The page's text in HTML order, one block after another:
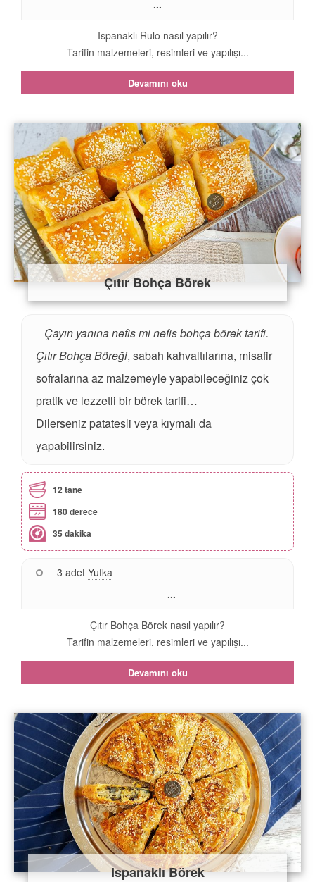
...
Ispanaklı Rulo nasıl yapılır?
Tarifin malzemeleri, resimleri ve yapılışı...
Devamını oku
Çıtır Bohça Börek
Çayın yanına nefis mi nefis bohça börek tarifi.
Çıtır Bohça Böreği, sabah kahvaltılarına, misafir
sofralarına az malzemeyle yapabileceğiniz çok
pratik ve lezzetli bir börek tarifi…
Dilerseniz patatesli veya kıymalı da
yapabilirsiniz.
12 tane
180 derece
35 dakika
3 adet Yufka
...
Çıtır Bohça Börek nasıl yapılır?
Tarifin malzemeleri, resimleri ve yapılışı...
Devamını oku
Ispanaklı Börek